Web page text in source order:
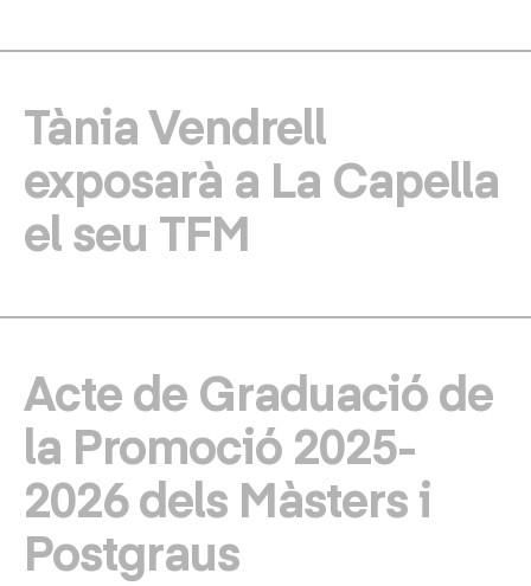
Tània Vendrell
exposarà a La Capella
el seu TFM
Acte de Graduació de
la Promoció 2025-
2026 dels Màsters i
Postgraus